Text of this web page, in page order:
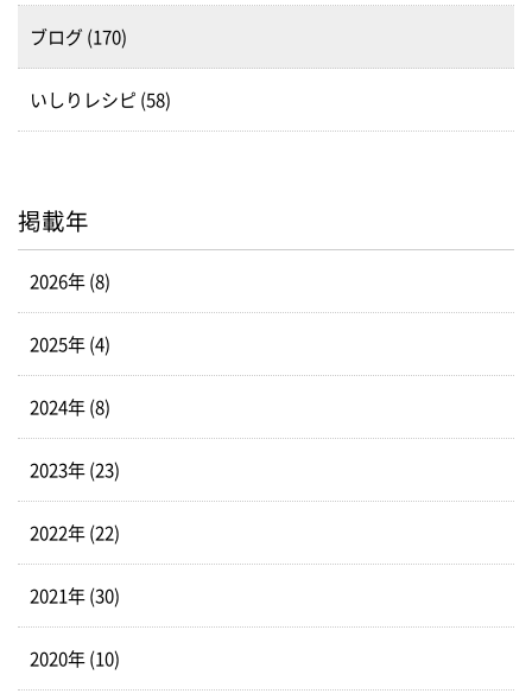
ブログ (170)
いしりレシピ (58)
掲載年
2026年 (8)
2025年 (4)
2024年 (8)
2023年 (23)
2022年 (22)
2021年 (30)
2020年 (10)